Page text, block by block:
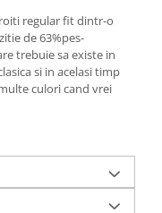
regular fit dintr-o
de 63%pes-
trebuie sa existe in
si in acelasi timp
culori cand vrei